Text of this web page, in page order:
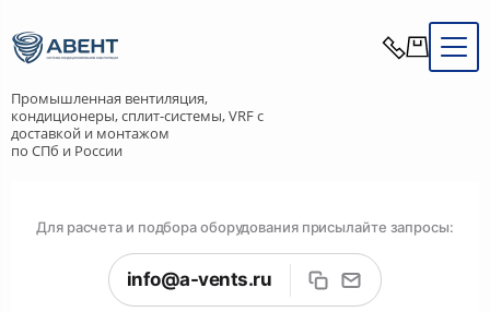
Промышленная вентиляция,
кондиционеры, сплит-системы, VRF с
доставкой и монтажом
по СПб и России
Для расчета и подбора оборудования присылайте запросы:
info@a-vents.ru